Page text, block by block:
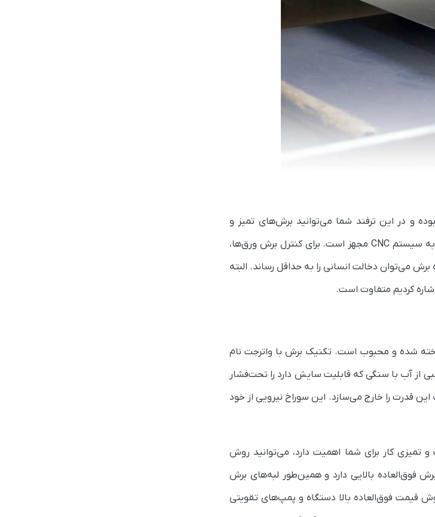
و در این ترفند شما می‌توانید برش‌های تمیز و
چهارگوشی را ایجاد کنید. این دستگاه زاویه و فشار مناسبی ایجاد کرده و دستگاه به سیستم CNC مجهز است. برای کنترل برش ورق‌ها،
می‌توان دخالت انسانی را به حداقل رساند. البته
کردیم متفاوت است.
شده و محبوب است. تکنیک برش با واترجت نام
از آب با سنگی که قابلیت سایش دارد را تحت‌فشار
باریک این قدرت را خارج می‌سازد. این سوراخ نیرویی از خود
کار برای شما اهمیت دارد، می‌توانید روش
فوق‌العاده بالایی دارد و همین‌طور لبه‌های برش
فوق‌العاده بالا دستگاه و پمپ‌های تقویتی